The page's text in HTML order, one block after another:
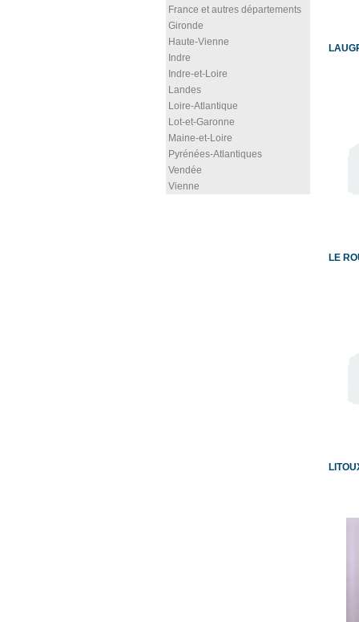
France et autres départements
Gironde
Haute-Vienne
Indre
Indre-et-Loire
Landes
Loire-Atlantique
Lot-et-Garonne
Maine-et-Loire
Pyrénées-Atlantiques
Vendée
Vienne
LE